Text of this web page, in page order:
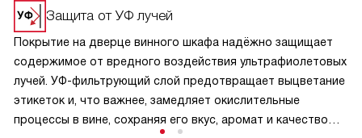
теплопроводностью, не нарушая стабильного
микроклимата внутри камеры. Полки часто имеют плавные
направляющие и наклонную конструкцию для удобного
осмотра этикеток без извлечения бутылок. Кроме того,
дерево придаёт интерьеру шкафа благородный,
солидный вид, подчеркивая статус коллекции.
Защита от УФ лучей
Покрытие на дверце винного шкафа надёжно защищает
содержимое от вредного воздействия ультрафиолетовых
лучей. УФ-фильтрующий слой предотвращает выцветание
этикеток и, что важнее, замедляет окислительные
процессы в вине, сохраняя его вкус, аромат и качество